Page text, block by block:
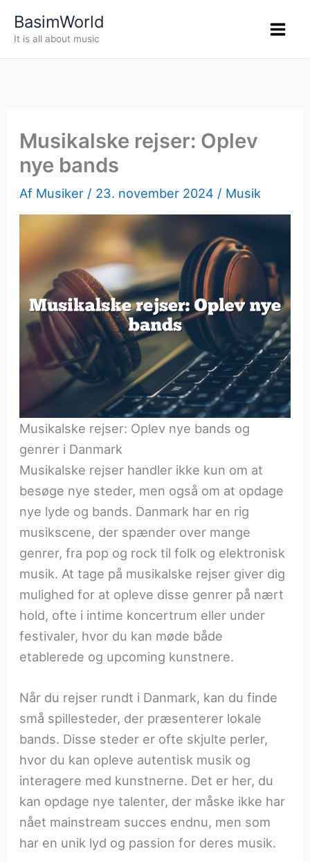
BasimWorld
It is all about music
Musikalske rejser: Oplev
nye bands
Af Musiker / 23. november 2024 / Musik
Musikalske rejser: Oplev nye bands og
genrer i Danmark
Musikalske rejser handler ikke kun om at
besøge nye steder, men også om at opdage
nye lyde og bands. Danmark har en rig
musikscene, der spænder over mange
genrer, fra pop og rock til folk og elektronisk
musik. At tage på musikalske rejser giver dig
mulighed for at opleve disse genrer på nært
hold, ofte i intime koncertrum eller under
festivaler, hvor du kan møde både
etablerede og upcoming kunstnere.
Når du rejser rundt i Danmark, kan du finde
små spillesteder, der præsenterer lokale
bands. Disse steder er ofte skjulte perler,
hvor du kan opleve autentisk musik og
interagere med kunstnerne. Det er her, du
kan opdage nye talenter, der måske ikke har
nået mainstream succes endnu, men som
har en unik lyd og passion for deres musik.